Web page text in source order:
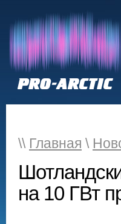
\\ Главная \
на 10 ГВт